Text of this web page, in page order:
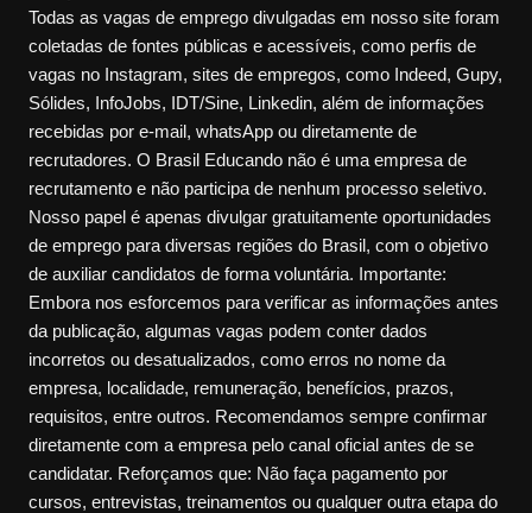
Todas as vagas de emprego divulgadas em nosso site foram
coletadas de fontes públicas e acessíveis, como perfis de
vagas no Instagram, sites de empregos, como Indeed, Gupy,
Sólides, InfoJobs, IDT/Sine, Linkedin, além de informações
recebidas por e-mail, whatsApp ou diretamente de
recrutadores. O Brasil Educando não é uma empresa de
recrutamento e não participa de nenhum processo seletivo.
Nosso papel é apenas divulgar gratuitamente oportunidades
de emprego para diversas regiões do Brasil, com o objetivo
de auxiliar candidatos de forma voluntária. Importante:
Embora nos esforcemos para verificar as informações antes
da publicação, algumas vagas podem conter dados
incorretos ou desatualizados, como erros no nome da
empresa, localidade, remuneração, benefícios, prazos,
requisitos, entre outros. Recomendamos sempre confirmar
diretamente com a empresa pelo canal oficial antes de se
candidatar. Reforçamos que: Não faça pagamento por
cursos, entrevistas, treinamentos ou qualquer outra etapa do